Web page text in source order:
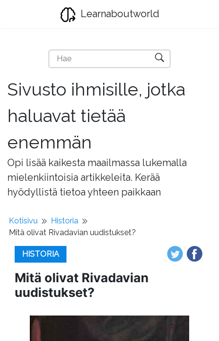
Learnaboutworld
Sivusto ihmisille, jotka
haluavat tietää
enemmän
Opi lisää kaikesta maailmassa lukemalla
mielenkiintoisia artikkeleita. Kerää
hyödyllistä tietoa yhteen paikkaan
Kotisivu
Historia
Mitä olivat Rivadavian uudistukset?
HISTORIA
Mitä olivat Rivadavian
uudistukset?